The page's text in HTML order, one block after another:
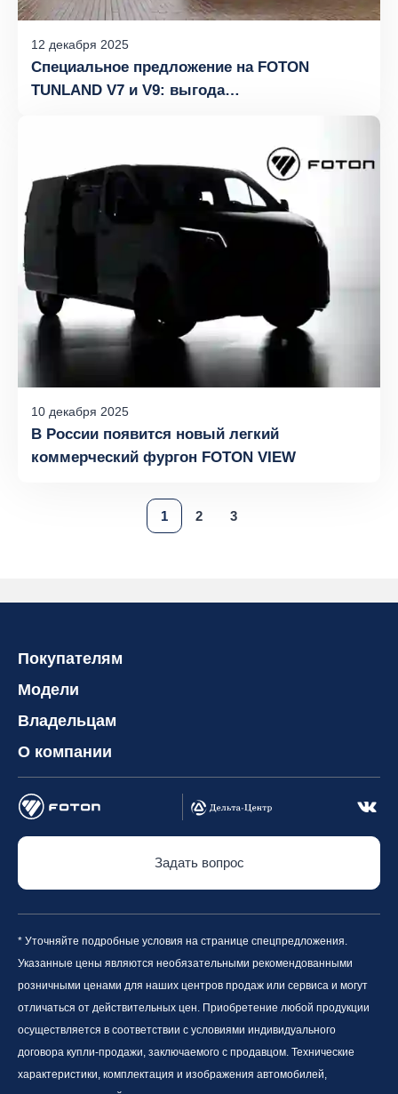
12 декабря 2025
Специальное предложение на FOTON
TUNLAND V7 и V9: выгода
10 декабря 2025
В России появится новый легкий
коммерческий фургон FOTON VIEW
1 2 3
Покупателям
Модели
Владельцам
О компании
Задать вопрос
* Уточняйте подробные условия на странице спецпредложения.
Указанные цены являются необязательными рекомендованными
розничными ценами для наших центров продаж или сервиса и могут
отличаться от действительных цен. Приобретение любой продукции
осуществляется в соответствии с условиями индивидуального
договора купли-продажи, заключаемого с продавцом. Технические
характеристики, комплектация и изображения автомобилей,